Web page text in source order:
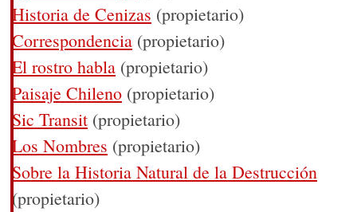
Historia de Cenizas (propietario)
Correspondencia (propietario)
El rostro habla (propietario)
Paisaje Chileno (propietario)
Sic Transit (propietario)
Los Nombres (propietario)
Sobre la Historia Natural de la Destrucción
(propietario)